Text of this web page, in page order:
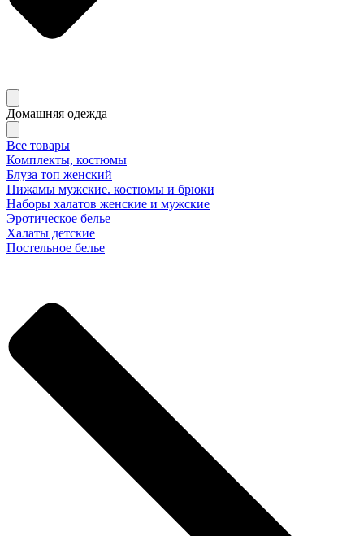
Домашняя одежда
Все товары
Комплекты, костюмы
Блуза топ женский
Пижамы мужские. костюмы и брюки
Наборы халатов женские и мужские
Эротическое белье
Халаты детские
Постельное белье